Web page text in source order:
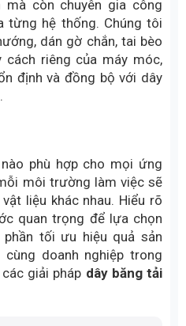
cung cấp vật tư mà còn là
cùng doanh nghiệp
tối ưu hệ thống băng tải.
thực hiện khảo sát, tư
hợp với môi trường làm
đầu tư của từng doanh
giải pháp phù hợp, sản
yêu cầu, bao gồm dán
bèo, nối dây băng tải và
quan.
hỗ trợ kỹ thuật sau bán
xử lý nhanh các vấn
sử dụng, góp phần duy
cao hiệu quả vận hành